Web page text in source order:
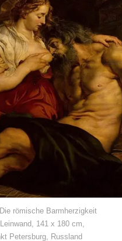
römi­sche Barmherzigkeit
141 x 180 cm,
Peters­burg, Russland